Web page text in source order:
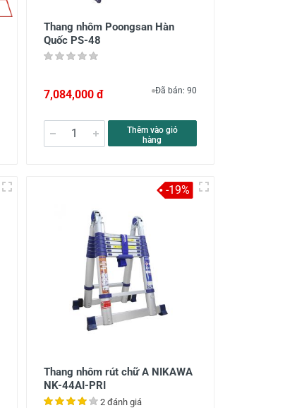
Thang nhôm Poongsan Hàn
Quốc PS-48
7,084,000 đ Đã bán: 90
Thêm vào giỏ
hàng
Thang nhôm rút chữ A NIKAWA
NK-44AI-PRI
2 đánh giá
-19%